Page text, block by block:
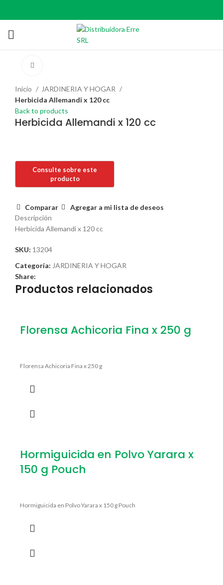
Inicio
JARDINERIA Y HOGAR
Herbicida Allemandi x 120 cc
Back to products
Herbicida Allemandi x 120 cc
Comparar
Agregar a mi lista de deseos
Descripción
Herbicida Allemandi x 120 cc
SKU: 13204
Categoría: JARDINERIA Y HOGAR
Share:
Productos relacionados
Florensa Achicoria Fina x 250 g
Florensa Achicoria Fina x 250 g
Hormiguicida en Polvo Yarara x
150 g Pouch
Hormiguicida en Polvo Yarara x 150 g Pouch